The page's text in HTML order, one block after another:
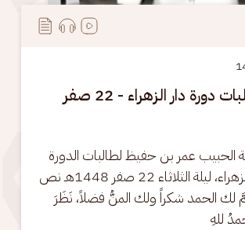
محاضرة لطالبات دورة دار الزهراء - 22 صفر
الحبيب عمر بن حفيظ لطالبات الدورة
التعليمية بدار الزهراء، ليلة الثلاثاء 22 صفر 1448هـ نص
لك الحمد شكراً ولك المنُّ فضلاً، نَظَرَ
للهِ